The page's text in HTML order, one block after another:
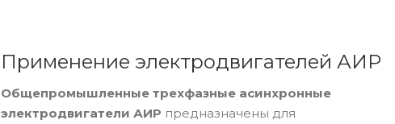
Применение электродвигателей АИР
Общепромышленные трехфазные асинхронные
электродвигатели АИР предназначены для